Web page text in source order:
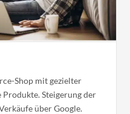
Shop mit gezielter
Steigerung der
über Google.